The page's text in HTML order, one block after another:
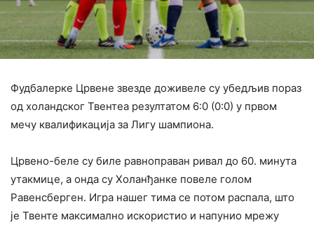
Фудбалерке Црвене звезде доживеле су убедљив пораз
од холандског Твентеа резултатом 6:0 (0:0) у првом
мечу квалификација за Лигу шампиона.
Црвено-беле су биле равноправан ривал до 60. минута
утакмице, а онда су Холанђанке повеле голом
Равенсберген. Игра нашег тима се потом распала, што
је Твенте максимално искористио и напунио мрежу